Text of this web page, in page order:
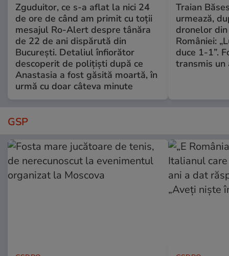
Zguduitor, ce s-a aflat la nici 24
de ore de când am primit cu toții
mesajul Ro-Alert despre tânăra
de 22 de ani dispărută din
București. Detaliul înfiorător
descoperit de polițiști după ce
Anastasia a fost găsită moartă, în
urmă cu doar câteva minute
Traian
urmează,
dronelor
României:
duce 1-1”.
transmis un
GSP